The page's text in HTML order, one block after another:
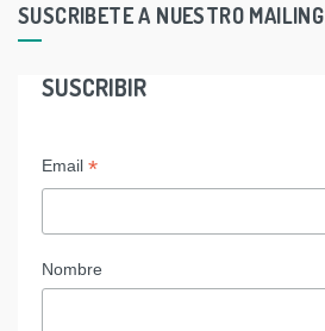
SUSCRIBETE A NUESTRO MAILING
SUSCRIBIR
Email *
Nombre